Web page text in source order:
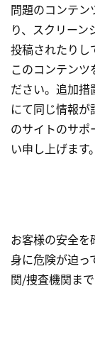
問題のコンテン
り、スクリー
投稿されたりし
このコンテン
ださい。追加措
にて同じ情報
のサイトのサ
い申し上げます。
お客様の安全を
身に危険が迫
関/捜査機関ま